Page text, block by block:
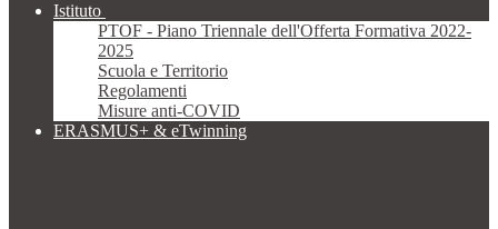
Istituto
PTOF - Piano Triennale dell'Offerta Formativa 2022-
2025
Scuola e Territorio
Regolamenti
Misure anti-COVID
ERASMUS+ & eTwinning